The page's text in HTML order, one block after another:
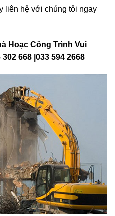
liên hệ với chúng tôi ngay
Hoạc Công Trình Vui
668 |033 594 2668